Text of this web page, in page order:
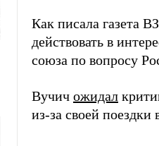
Как писала газета
действовать в
союза по вопросу
Вучич ожидал
из-за своей